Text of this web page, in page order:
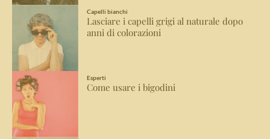
Capelli bianchi
Lasciare i capelli grigi al naturale dopo
anni di colorazioni
Esperti
Come usare i bigodini